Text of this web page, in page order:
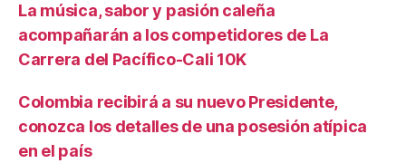
La música, sabor y pasión caleña
acompañarán a los competidores de La
Carrera del Pacífico-Cali 10K
Colombia recibirá a su nuevo Presidente,
conozca los detalles de una posesión atípica
en el país